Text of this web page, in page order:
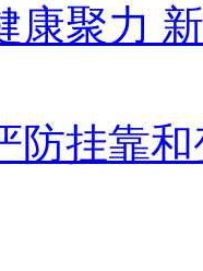
康聚力
防挂靠